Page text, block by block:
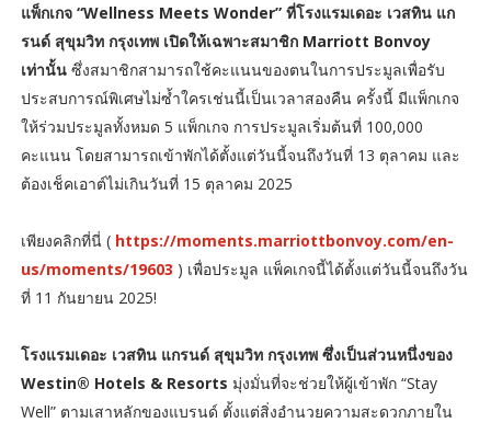
แพ็กเกจ “Wellness Meets Wonder” ที่โรงแรมเดอะ เวสทิน แก
รนด์ สุขุมวิท กรุงเทพ เปิดให้เฉพาะสมาชิก Marriott Bonvoy
เท่านั้นซึ่งสมาชิกสามารถใช้คะแนนของตนในการประมูลเพื่อรับ
ประสบการณ์พิเศษไม่ซ้ำใครเช่นนี้เป็นเวลาสองคืน ครั้งนี้ มีแพ็กเกจ
ให้ร่วมประมูลทั้งหมด 5 แพ็กเกจ การประมูลเริ่มต้นที่ 100,000
คะแนน โดยสามารถเข้าพักได้ตั้งแต่วันนี้จนถึงวันที่ 13 ตุลาคม และ
ต้องเช็คเอาต์ไม่เกินวันที่ 15 ตุลาคม 2025
เพียงคลิกที่นี่ ( https://moments.marriottbonvoy.com/en-
us/moments/19603 ) เพื่อประมูล แพ็คเกจนี้ได้ตั้งแต่วันนี้จนถึงวัน
ที่ 11 กันยายน 2025!
โรงแรมเดอะ เวสทิน แกรนด์ สุขุมวิท กรุงเทพ ซึ่งเป็นส่วนหนึ่งของ
Westin® Hotels & Resorts มุ่งมั่นที่จะช่วยให้ผู้เข้าพัก “Stay
Well” ตามเสาหลักของแบรนด์ ตั้งแต่สิ่งอำนวยความสะดวกภายใน